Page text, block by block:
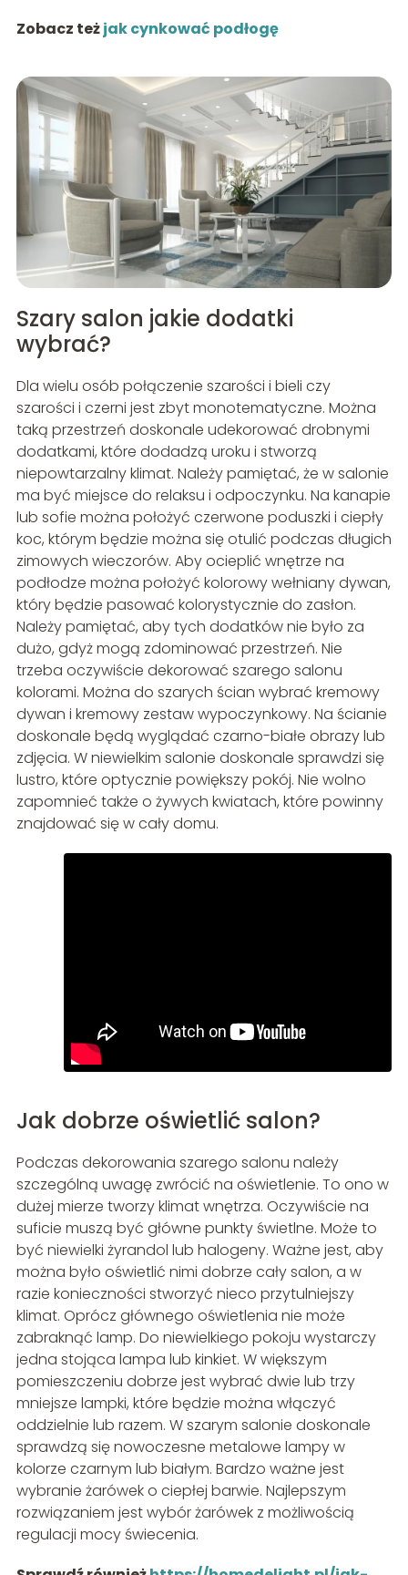
Zobacz teżjak cynkować podłogę
Szary salon jakie dodatki
wybrać?
Dla wielu osób połączenie szarości i bieli czy
szarości i czerni jest zbyt monotematyczne. Można
taką przestrzeń doskonale udekorować drobnymi
dodatkami, które dodadzą uroku i stworzą
niepowtarzalny klimat. Należy pamiętać, że w salonie
ma być miejsce do relaksu i odpoczynku. Na kanapie
lub sofie można położyć czerwone poduszki i ciepły
koc, którym będzie można się otulić podczas długich
zimowych wieczorów. Aby ocieplić wnętrze na
podłodze można położyć kolorowy wełniany dywan,
który będzie pasować kolorystycznie do zasłon.
Należy pamiętać, aby tych dodatków nie było za
dużo, gdyż mogą zdominować przestrzeń. Nie
trzeba oczywiście dekorować szarego salonu
kolorami. Można do szarych ścian wybrać kremowy
dywan i kremowy zestaw wypoczynkowy. Na ścianie
doskonale będą wyglądać czarno-białe obrazy lub
zdjęcia. W niewielkim salonie doskonale sprawdzi się
lustro, które optycznie powiększy pokój. Nie wolno
zapomnieć także o żywych kwiatach, które powinny
znajdować się w cały domu.
Jak dobrze oświetlić salon?
Podczas dekorowania szarego salonu należy
szczególną uwagę zwrócić na oświetlenie. To ono w
dużej mierze tworzy klimat wnętrza. Oczywiście na
suficie muszą być główne punkty świetlne. Może to
być niewielki żyrandol lub halogeny. Ważne jest, aby
można było oświetlić nimi dobrze cały salon, a w
razie konieczności stworzyć nieco przytulniejszy
klimat. Oprócz głównego oświetlenia nie może
zabraknąć lamp. Do niewielkiego pokoju wystarczy
jedna stojąca lampa lub kinkiet. W większym
pomieszczeniu dobrze jest wybrać dwie lub trzy
mniejsze lampki, które będzie można włączyć
oddzielnie lub razem. W szarym salonie doskonale
sprawdzą się nowoczesne metalowe lampy w
kolorze czarnym lub białym. Bardzo ważne jest
wybranie żarówek o ciepłej barwie. Najlepszym
rozwiązaniem jest wybór żarówek z możliwością
regulacji mocy świecenia.